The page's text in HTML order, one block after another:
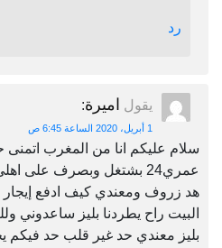
رد
يقول اميرة:
1 أبريل، 2020 الساعة 6:45 ص
سلام عليكم انا من المغرب اتمنى
عمري24 بشتغل وبصرف
هد زروف ومعندي كيف ادفع
البيت راح يطردنا بليز ساعدوني
بليز معندي حد غير قلب حد فيكم